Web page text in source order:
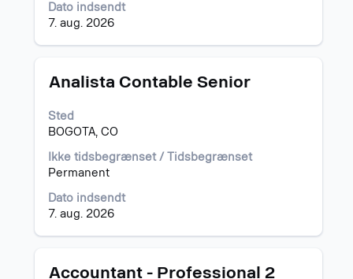
Dato indsendt
7. aug. 2026
indhold
af
joboplysningerne.
Stilling
Analista Contable Senior
Sted
BOGOTA, CO
Ikke tidsbegrænset / Tidsbegrænset
Permanent
Dato indsendt
7. aug. 2026
Vælg
mellemrumstasten
for
se
det
indhold
af
joboplysningerne.
Stilling
Accountant - Professional 2
Vælg